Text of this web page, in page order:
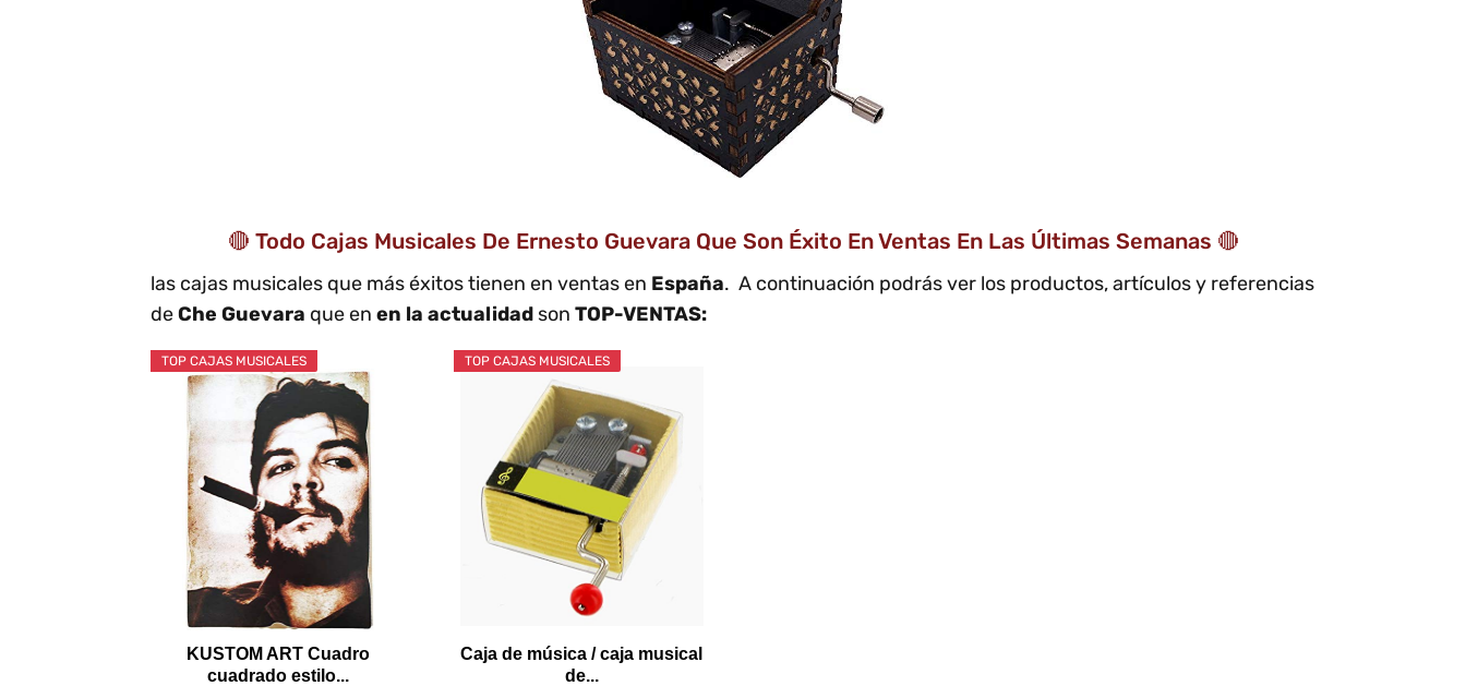
🔴 Todo Cajas Musicales De Ernesto Guevara Que Son Éxito En Ventas En Las Últimas Semanas 🔴
las cajas musicales que más éxitos tienen en ventas en España. A continuación podrás ver los productos, artículos y referencias
deChe Guevara que en en la actualidad son TOP-VENTAS:
TOP CAJAS MUSICALES
KUSTOM ART Cuadro
cuadrado estilo...
TOP CAJAS MUSICALES
Caja de música / caja musical
de...